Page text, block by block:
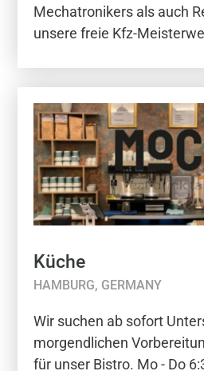
Mechatronikers als auch
unsere freie Kfz-
Küche
HAMBURG, GERMANY
Wir suchen ab sofort
morgendlichen
für unser Bistro. Mo - Do